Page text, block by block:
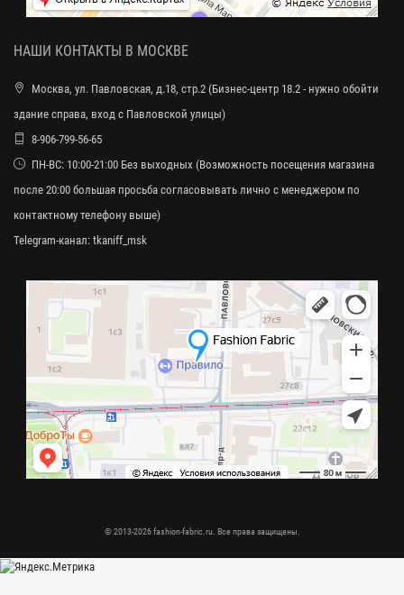
НАШИ КОНТАКТЫ В МОСКВЕ
Москва, ул. Павловская, д.18, стр.2 (Бизнес-центр 18.2 - нужно обойти
здание справа, вход с Павловской улицы)
8-906-799-56-65
ПН-ВС: 10:00-21:00 Без выходных (Возможность посещения магазина
после 20:00 большая просьба согласовывать лично с менеджером по
контактному телефону выше)
Telegram-канал: tkaniff_msk
© 2013-2026 fashion-fabric.ru. Все права защищены.